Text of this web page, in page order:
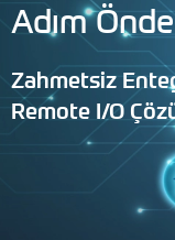
Adım
Zahmetsiz
Remote I/O